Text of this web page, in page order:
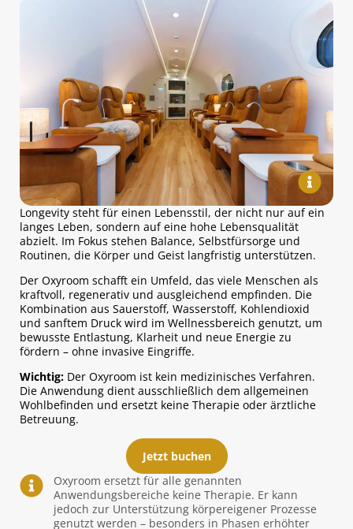
Longevity steht für einen Lebensstil, der nicht nur auf ein
langes Leben, sondern auf eine hohe Lebensqualität
abzielt. Im Fokus stehen Balance, Selbstfürsorge und
Routinen, die Körper und Geist langfristig unterstützen.
Der Oxyroom schafft ein Umfeld, das viele Menschen als
kraftvoll, regenerativ und ausgleichend empfinden. Die
Kombination aus Sauerstoff, Wasserstoff, Kohlendioxid
und sanftem Druck wird im Wellnessbereich genutzt, um
bewusste Entlastung, Klarheit und neue Energie zu
fördern – ohne invasive Eingriffe.
Wichtig: Der Oxyroom ist kein medizinisches Verfahren.
Die Anwendung dient ausschließlich dem allgemeinen
Wohlbefinden und ersetzt keine Therapie oder ärztliche
Betreuung.
Jetzt buchen
Oxyroom ersetzt für alle genannten
Anwendungsbereiche keine Therapie. Er kann
jedoch zur Unterstützung körpereigener Prozesse
genutzt werden – besonders in Phasen erhöhter